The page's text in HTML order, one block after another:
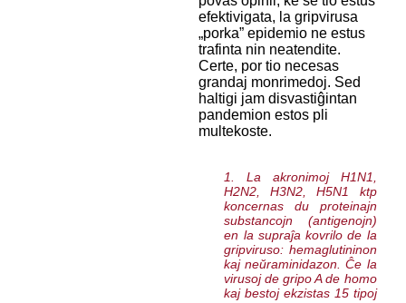
efektivigata, la gripvirusa
„porka” epidemio ne estus
trafinta nin neatendite.
Certe, por tio necesas
grandaj monrimedoj. Sed
haltigi jam disvastiĝintan
pandemion estos pli
multekoste.
1. La akronimoj H1N1,
H2N2, H3N2, H5N1 ktp
koncernas du proteinajn
substancojn (antigenojn)
en la supraĵa kovrilo de la
gripviruso: hemaglutininon
kaj neŭraminidazon. Ĉe la
virusoj de gripo A de homo
kaj bestoj ekzistas 15 tipoj